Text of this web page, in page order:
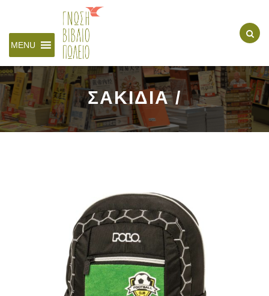
MENU
ΣΑΚΙΔΙΑ /